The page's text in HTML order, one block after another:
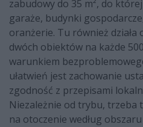
zabudowy do 35 m², do
garaże, budynki
oranżerie. Tu również działa
dwóch obiektów na każde
warunkiem
ułatwień jest zachowanie
zgodność z przepisami
Niezależnie od trybu, trzeba
na otoczenie według obszaru